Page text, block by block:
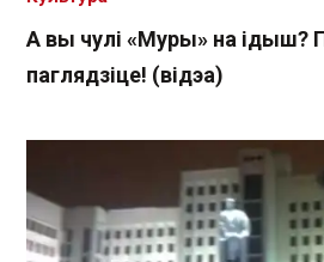
А вы чулі «Муры» на ідыш?
паглядзіце! (відэа)